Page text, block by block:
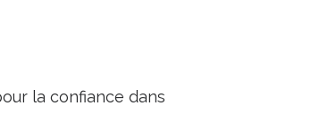
la confiance dans